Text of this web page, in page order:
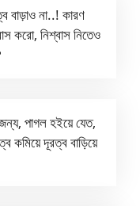
বাড়াও না..! কারণ
করো, নিশ্বাস নিতেও
পাগল হইয়ে যেত,
কমিয়ে দূরত্ব বাড়িয়ে